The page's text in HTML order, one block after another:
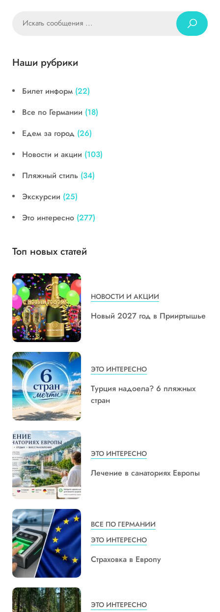
Наши рубрики
Билет информ (22)
Все по Германии (18)
Едем за город (26)
Новости и акции (103)
Пляжный стиль (34)
Экскурсии (25)
Это интересно (277)
Топ новых статей
НОВОСТИ И АКЦИИ
Новый 2027 год в Прииртышье
ЭТО ИНТЕРЕСНО
Турция надоела? 6 пляжных
стран
ЭТО ИНТЕРЕСНО
Лечение в санаториях Европы
ВСЕ ПО ГЕРМАНИИ
ЭТО ИНТЕРЕСНО
Страховка в Европу
ЭТО ИНТЕРЕСНО